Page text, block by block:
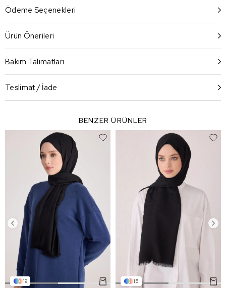
Ödeme Seçenekleri
Ürün Önerileri
Bakım Talimatları
Teslimat / İade
BENZER ÜRÜNLER
19 15